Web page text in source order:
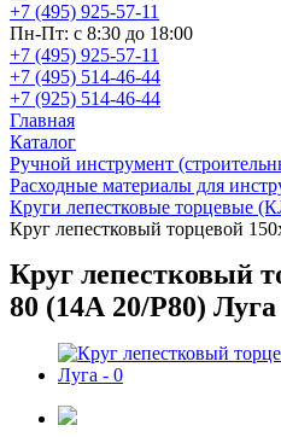
+7 (495) 925-57-11
Пн-Пт: с 8:30 до 18:00
+7 (495) 925-57-11
+7 (495) 514-46-44
+7 (925) 514-46-44
Главная
Каталог
Ручной инструмент
Расходные материалы для
Круги лепестковые торцевые
Круг лепестковый торцевой
Круг лепестковый
80 (14А 20/Р80) Луга